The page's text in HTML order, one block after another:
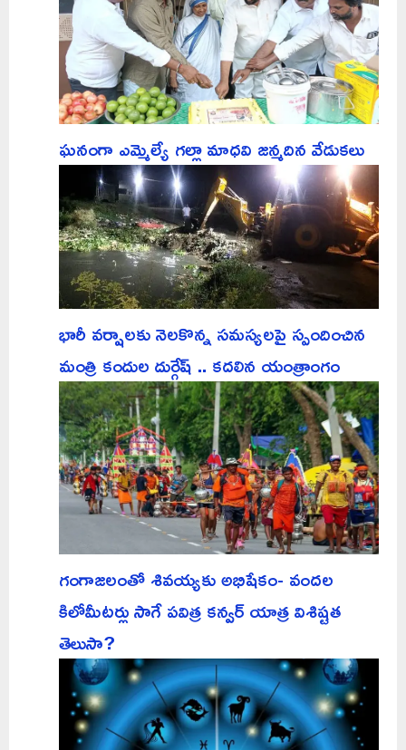
ఘనంగా ఎమ్మెల్యే గల్లా మాధవి జన్మదిన వేడుకలు
భారీ వర్షాలకు నెలకొన్న సమస్యలపై స్పందించిన
మంత్రి కందుల దుర్గేష్ .. కదలిన యంత్రాంగం
గంగాజలంతో శివయ్యకు అభిషేకం- వందల
కిలోమీటర్లు సాగే పవిత్ర కన్వర్ యాత్ర విశిష్టత
తెలుసా?